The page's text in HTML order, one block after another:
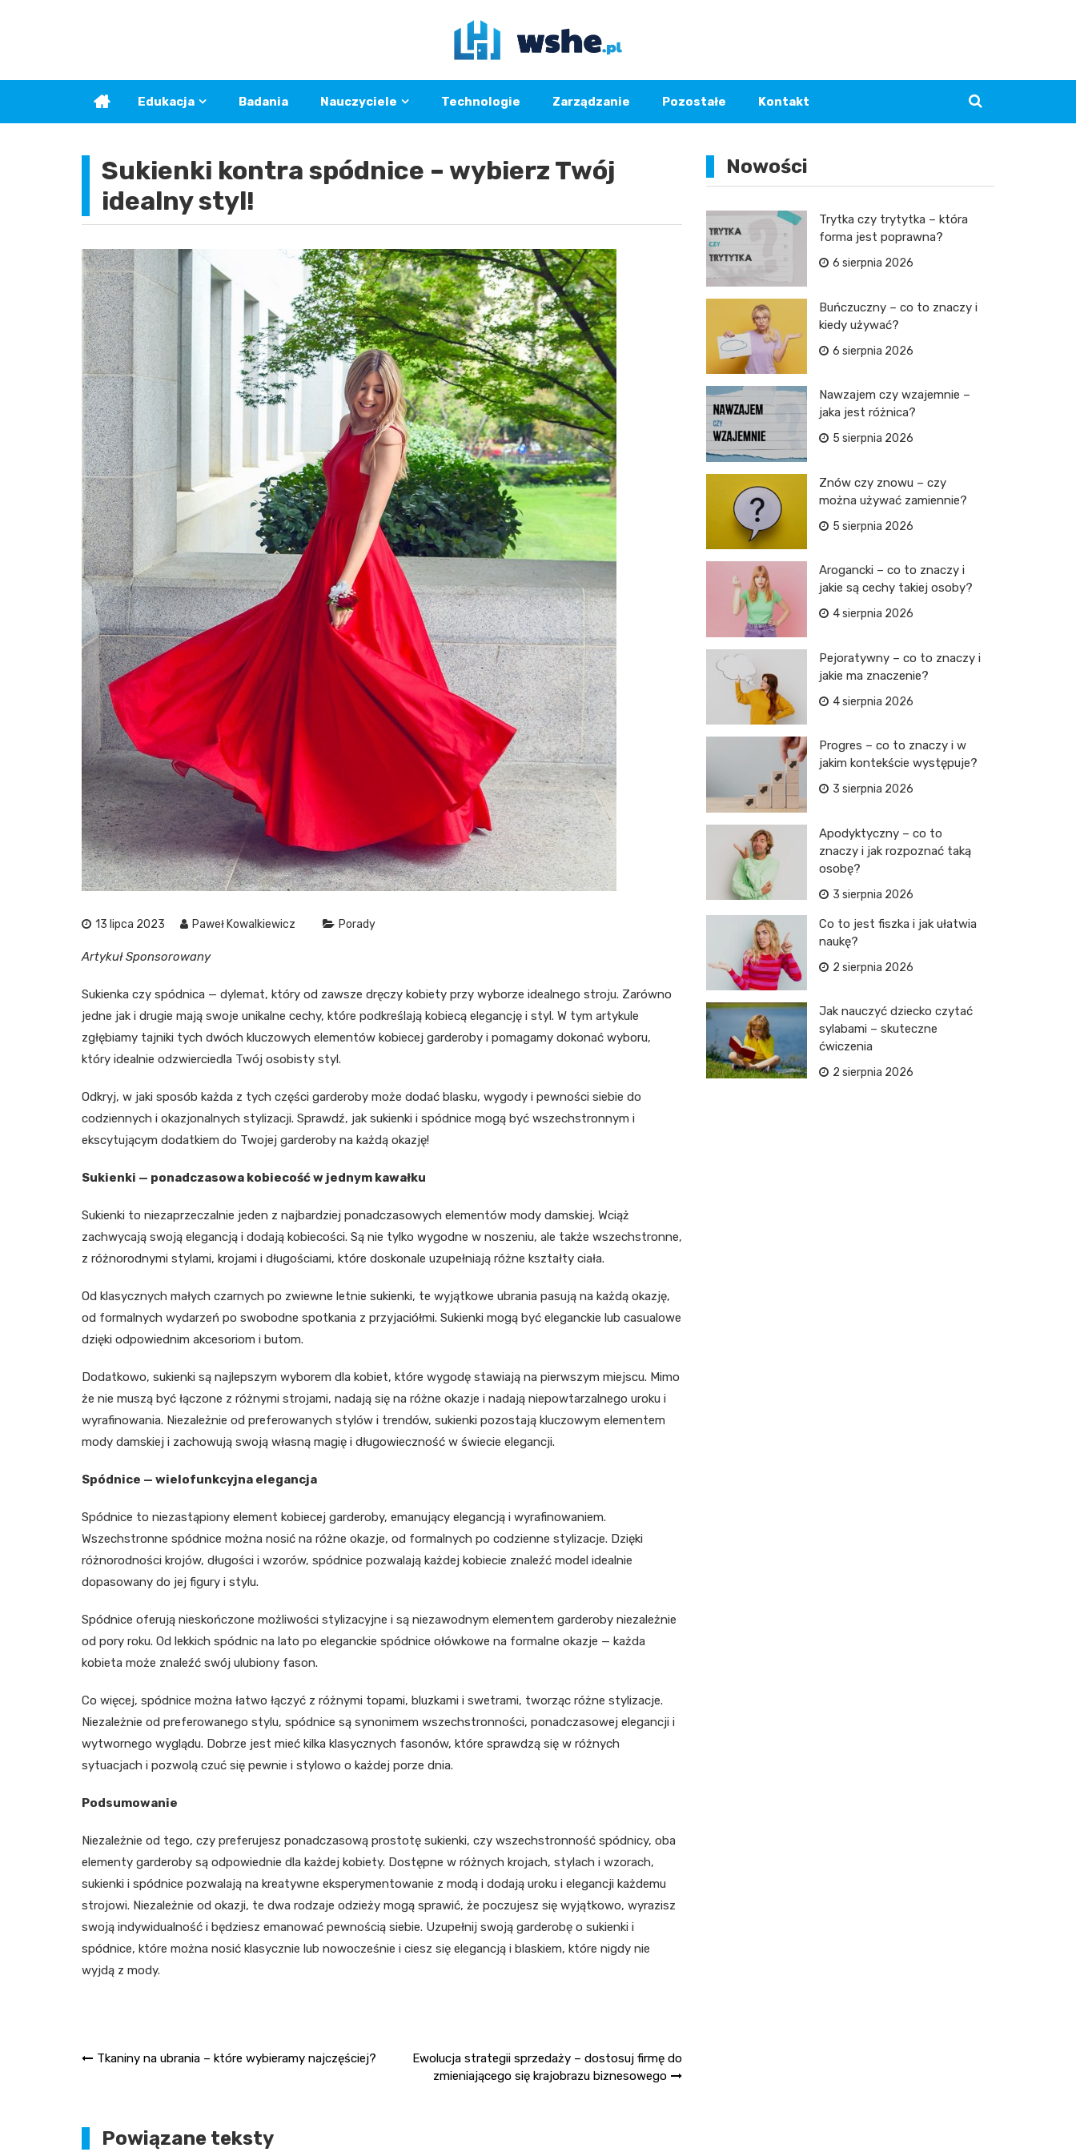
Edukacja Badania Nauczyciele Technologie Zarządzanie Pozostałe Kontakt
Sukienki kontra spódnice – wybierz Twój
idealny styl!
13 lipca 2023 Paweł Kowalkiewicz Porady
Artykuł Sponsorowany
Sukienka czy spódnica — dylemat, który od zawsze dręczy kobiety przy wyborze idealnego stroju. Zarówno
jedne jak i drugie mają swoje unikalne cechy, które podkreślają kobiecą elegancję i styl. W tym artykule
zgłębiamy tajniki tych dwóch kluczowych elementów kobiecej garderoby i pomagamy dokonać wyboru,
który idealnie odzwierciedla Twój osobisty styl.
Odkryj, w jaki sposób każda z tych części garderoby może dodać blasku, wygody i pewności siebie do
codziennych i okazjonalnych stylizacji. Sprawdź, jak sukienki i spódnice mogą być wszechstronnym i
ekscytującym dodatkiem do Twojej garderoby na każdą okazję!
Sukienki — ponadczasowa kobiecość w jednym kawałku
Sukienki to niezaprzeczalnie jeden z najbardziej ponadczasowych elementów mody damskiej. Wciąż
zachwycają swoją elegancją i dodają kobiecości. Są nie tylko wygodne w noszeniu, ale także wszechstronne,
z różnorodnymi stylami, krojami i długościami, które doskonale uzupełniają różne kształty ciała.
Od klasycznych małych czarnych po zwiewne letnie sukienki, te wyjątkowe ubrania pasują na każdą okazję,
od formalnych wydarzeń po swobodne spotkania z przyjaciółmi. Sukienki mogą być eleganckie lub casualowe
dzięki odpowiednim akcesoriom i butom.
Dodatkowo, sukienki są najlepszym wyborem dla kobiet, które wygodę stawiają na pierwszym miejscu. Mimo
że nie muszą być łączone z różnymi strojami, nadają się na różne okazje i nadają niepowtarzalnego uroku i
wyrafinowania. Niezależnie od preferowanych stylów i trendów, sukienki pozostają kluczowym elementem
mody damskiej i zachowują swoją własną magię i długowieczność w świecie elegancji.
Spódnice — wielofunkcyjna elegancja
Spódnice to niezastąpiony element kobiecej garderoby, emanujący elegancją i wyrafinowaniem.
Wszechstronne spódnice można nosić na różne okazje, od formalnych po codzienne stylizacje. Dzięki
różnorodności krojów, długości i wzorów, spódnice pozwalają każdej kobiecie znaleźć model idealnie
dopasowany do jej figury i stylu.
Spódnice oferują nieskończone możliwości stylizacyjne i są niezawodnym elementem garderoby niezależnie
od pory roku. Od lekkich spódnic na lato po eleganckie spódnice ołówkowe na formalne okazje — każda
kobieta może znaleźć swój ulubiony fason.
Co więcej, spódnice można łatwo łączyć z różnymi topami, bluzkami i swetrami, tworząc różne stylizacje.
Niezależnie od preferowanego stylu, spódnice są synonimem wszechstronności, ponadczasowej elegancji i
wytwornego wyglądu. Dobrze jest mieć kilka klasycznych fasonów, które sprawdzą się w różnych
sytuacjach i pozwolą czuć się pewnie i stylowo o każdej porze dnia.
Podsumowanie
Niezależnie od tego, czy preferujesz ponadczasową prostotę sukienki, czy wszechstronność spódnicy, oba
elementy garderoby są odpowiednie dla każdej kobiety. Dostępne w różnych krojach, stylach i wzorach,
sukienki i spódnice pozwalają na kreatywne eksperymentowanie z modą i dodają uroku i elegancji każdemu
strojowi. Niezależnie od okazji, te dwa rodzaje odzieży mogą sprawić, że poczujesz się wyjątkowo, wyrazisz
swoją indywidualność i będziesz emanować pewnością siebie. Uzupełnij swoją garderobę o sukienki i
spódnice, które można nosić klasycznie lub nowocześnie i ciesz się elegancją i blaskiem, które nigdy nie
wyjdą z mody.
Nawigacja
Tkaniny na ubrania – które wybieramy najczęściej?
Ewolucja strategii sprzedaży – dostosuj firmę do
zmieniającego się krajobrazu biznesowego
Powiązane teksty
Nowości
Trytka czy trytytka – która
forma jest poprawna?
6 sierpnia 2026
Buńczuczny – co to znaczy i
kiedy używać?
6 sierpnia 2026
Nawzajem czy wzajemnie –
jaka jest różnica?
5 sierpnia 2026
Znów czy znowu – czy
można używać zamiennie?
5 sierpnia 2026
Arogancki – co to znaczy i
jakie są cechy takiej osoby?
4 sierpnia 2026
Pejoratywny – co to znaczy i
jakie ma znaczenie?
4 sierpnia 2026
Progres – co to znaczy i w
jakim kontekście występuje?
3 sierpnia 2026
Apodyktyczny – co to
znaczy i jak rozpoznać taką
osobę?
3 sierpnia 2026
Co to jest fiszka i jak ułatwia
naukę?
2 sierpnia 2026
Jak nauczyć dziecko czytać
sylabami – skuteczne
ćwiczenia
2 sierpnia 2026